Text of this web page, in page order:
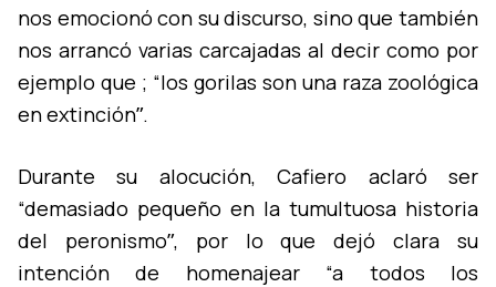
nos emocionó con su discurso, sino que también
nos arrancó varias carcajadas al decir como por
ejemplo que ; “los gorilas son una raza zoológica
en extinciónˮ.
Durante su alocución, Cafiero aclaró ser
“demasiado pequeño en la tumultuosa historia
del peronismoˮ, por lo que dejó clara su
intención de homenajear “a todos los